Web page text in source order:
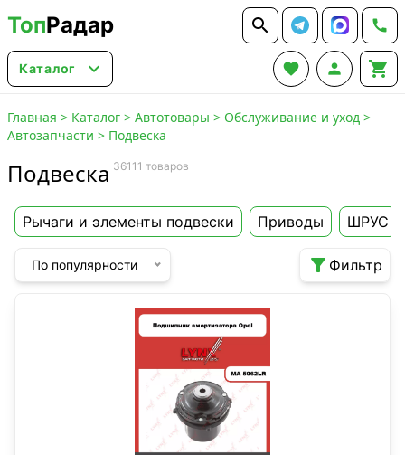
ТопРадар  
Каталог    
Главная > Каталог > Автотовары > Обслуживание и уход >
Автозапчасти > Подвеска
Подвеска 36111 товаров
Рычаги и элементы подвески Приводы ШРУС
По популярности  Фильтр